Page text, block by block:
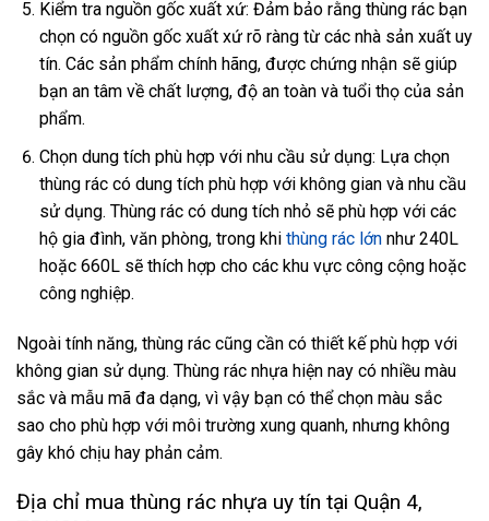
Kiểm tra nguồn gốc xuất xứ: Đảm bảo rằng thùng rác bạn
chọn có nguồn gốc xuất xứ rõ ràng từ các nhà sản xuất uy
tín. Các sản phẩm chính hãng, được chứng nhận sẽ giúp
bạn an tâm về chất lượng, độ an toàn và tuổi thọ của sản
phẩm.
Chọn dung tích phù hợp với nhu cầu sử dụng: Lựa chọn
thùng rác có dung tích phù hợp với không gian và nhu cầu
sử dụng. Thùng rác có dung tích nhỏ sẽ phù hợp với các
hộ gia đình, văn phòng, trong khi thùng rác lớnnhư 240L
hoặc 660L sẽ thích hợp cho các khu vực công cộng hoặc
công nghiệp.
Ngoài tính năng, thùng rác cũng cần có thiết kế phù hợp với
không gian sử dụng. Thùng rác nhựa hiện nay có nhiều màu
sắc và mẫu mã đa dạng, vì vậy bạn có thể chọn màu sắc
sao cho phù hợp với môi trường xung quanh, nhưng không
gây khó chịu hay phản cảm.
Địa chỉ mua thùng rác nhựa uy tín tại Quận 4,